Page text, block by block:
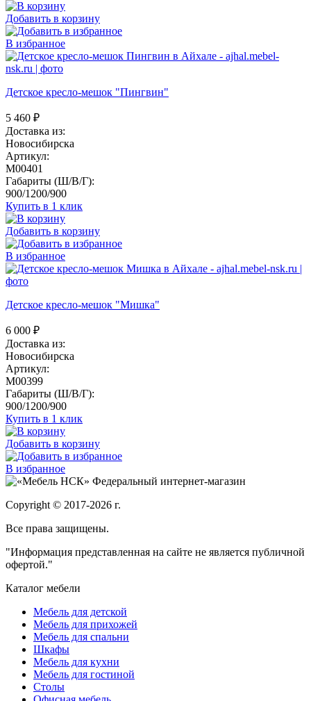
Добавить в корзину
В избранное
Детское кресло-мешок "Пингвин"
5 460 ₽
Доставка из:
Новосибирска
Артикул:
M00401
Габариты (Ш/В/Г):
900/1200/900
Купить в 1 клик
Добавить в корзину
В избранное
Детское кресло-мешок "Мишка"
6 000 ₽
Доставка из:
Новосибирска
Артикул:
M00399
Габариты (Ш/В/Г):
900/1200/900
Купить в 1 клик
Добавить в корзину
В избранное
Федеральный интернет-магазин
Copyright © 2017-2026 г.
Все права защищены.
"Информация представленная на сайте не является публичной
офертой."
Каталог мебели
Мебель для детской
Мебель для прихожей
Мебель для спальни
Шкафы
Мебель для кухни
Мебель для гостиной
Столы